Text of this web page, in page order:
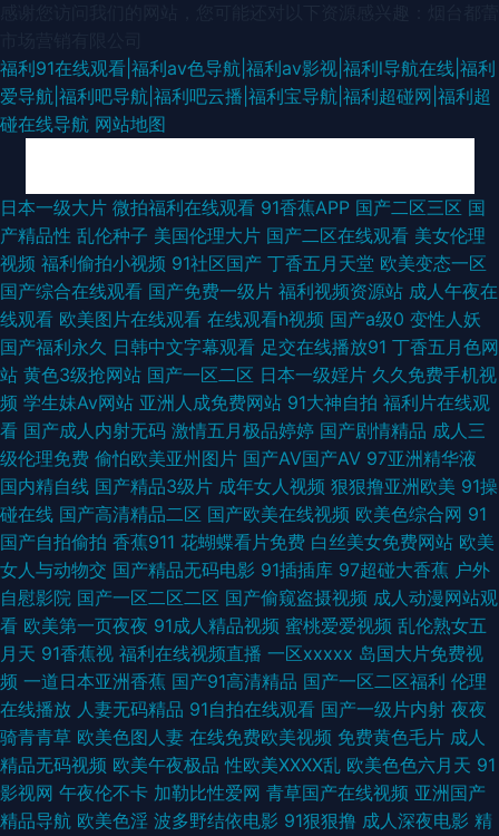
福利91在线观看|福利av色导航|福利av影视|福利l导航在线|福利
爱导航|福利吧导航|福利吧云播|福利宝导航|福利超碰网|福利超
碰在线导航 网站地图
先锋影音va日韩有码 成人午夜剧场A片 日韩福利导航 国产91福利在线 宅女
寂寞影院 欧美成成人网站久久 国产精品超碰在线 狠狠草网址 91夫妻成人 久
草资源免费福利网站 www俺去也 91人妻人人妻人人 97资源美女总站 综合
另类第13页 日韩第2页 国产第23页 91传媒在线观收看 51无码高清小视频 51
极品视频 91青青操网站 人人人a∨av 福利影院你懂的 91超碰在线成人 国产
一区啪啪 蜜桃91号www 日韩有码在线播放 伊人大香蕉影片 91熟女视频福
利 久草资源 欧美黄久久 午夜免费福利视频 91国产视在线观看 91资源在线视
频 精东自拍 伪娘ts人妖在线 在线看日韩 91蜜臀不卡 92AV资源在线 爱爱三
级伦理 国产成人综合在线 久久传媒AV 色悠悠在线直播网站 影音先锋qj图区
91国在线视频 91片色 超碰在线免费91 精品久久噜噜 欧美性爱导航 亚洲精品
人妻色 91黑丝国 91制片天麻传媒 东方美女视av在线 九九热精品国产视频 欧
美VA性爱 91n香蕉社 91花探 91深夜福利网址 白虎黑丝91 国产玖玖一区 草
日本一级大片 微拍福利在线观看 91香蕉APP 国产二区三区 国
产精品性 乱伦种子 美国伦理大片 国产二区在线观看 美女伦理
视频 福利偷拍小视频 91社区国产 丁香五月天堂 欧美变态一区
国产综合在线观看 国产免费一级片 福利视频资源站 成人午夜在
线观看 欧美图片在线观看 在线观看h视频 国产a级0 变性人妖
国产福利永久 日韩中文字幕观看 足交在线播放91 丁香五月色网
站 黄色3级抢网站 国产一区二区 日本一级婬片 久久免费手机视
频 学生妹Av网站 亚洲人成免费网站 91大神自拍 福利片在线观
看 国产成人内射无码 激情五月极品婷婷 国产剧情精品 成人三
级伦理免费 偷怕欧美亚州图片 国产AV国产AV 97亚洲精华液
国内精自线 国产精品3级片 成年女人视频 狠狠撸亚洲欧美 91操
碰在线 国产高清精品二区 国产欧美在线视频 欧美色综合网 91
国产自拍偷拍 香蕉911 花蝴蝶看片免费 白丝美女免费网站 欧美
女人与动物交 国产精品无码电影 91插插库 97超碰大香蕉 户外
自慰影院 国产一区二区二区 国产偷窥盗摄视频 成人动漫网站观
看 欧美第一页夜夜 91成人精品视频 蜜桃爱爱视频 乱伦熟女五
月天 91香蕉视 福利在线视频直播 一区xxxxx 岛国大片免费视
频 一道日本亚洲香蕉 国产91高清精品 国产一区二区福利 伦理
在线播放 人妻无码精品 91自拍在线观看 国产一级片内射 夜夜
骑青青草 欧美色图人妻 在线免费欧美视频 免费黄色毛片 成人
精品无码视频 欧美午夜极品 性欧美ⅩⅩⅩⅩ乱 欧美色色六月天 91
影视网 午夜伦不卡 加勒比性爱网 青草国产在线视频 亚洲国产
精品导航 欧美色淫 波多野结依电影 91狠狠撸 成人深夜电影 精